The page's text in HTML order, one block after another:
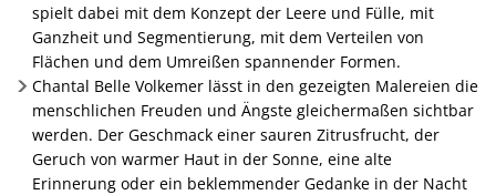
spielt dabei mit dem Konzept der Leere und Fülle, mit
Ganzheit und Segmentierung, mit dem Verteilen von
Flächen und dem Umreißen spannender Formen.
Chantal Belle Volkemer lässt in den gezeigten Malereien die
menschlichen Freuden und Ängste gleichermaßen sichtbar
werden. Der Geschmack einer sauren Zitrusfrucht, der
Geruch von warmer Haut in der Sonne, eine alte
Erinnerung oder ein beklemmender Gedanke in der Nacht